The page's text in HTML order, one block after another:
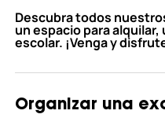
Descubra todos
un espacio para
escolar. ¡Venga y
Organizar una